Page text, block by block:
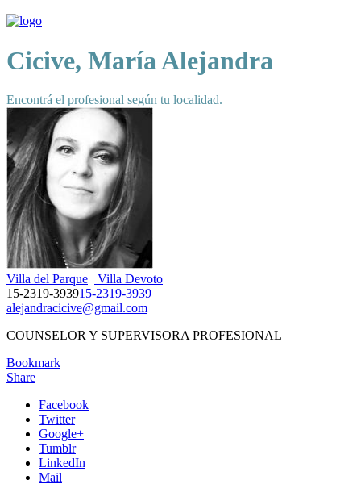
Cicive, María Alejandra
Encontrá el profesional según tu localidad.
Villa del Parque
Villa Devoto
15-2319-393915-2319-3939
alejandracicive@gmail.com
COUNSELOR Y SUPERVISORA PROFESIONAL
Bookmark
Share
Facebook
Twitter
Google+
Tumblr
LinkedIn
Mail